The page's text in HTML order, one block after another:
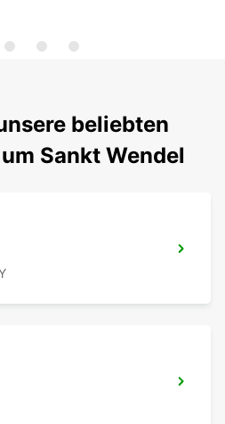
beliebten
Sankt Wendel